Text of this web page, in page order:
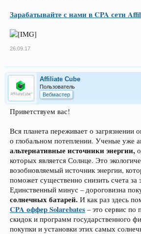
Зарабатывайте с нами в CPA сети
26.09.17
Affiliate Cube
Пользователь
Вебмастер
Приветствуем вас!
Вся планета переживает о
о глобальном потеплении. Ученые уже
альтернативные источники энергии,
которых является Солнце. Это
возобновляемый источник энергии,
поможет существенно снизить счета за
Единственный минус – дороговизна
солнечных батарей. И как раз здесь
CPA оффер Solarebates – это сервис по
скидок и программ государственного
покупки и установки этих самых